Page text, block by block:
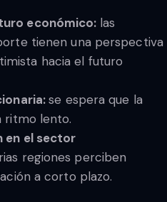
económico: las
tienen una perspectiva
hacia el futuro
se espera que la
ritmo lento.
en el sector
regiones perciben
a corto plazo.